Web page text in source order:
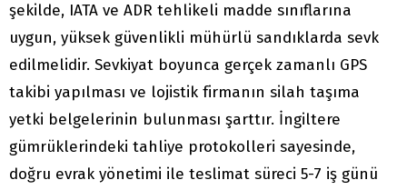
şekilde, IATA ve ADR tehlikeli madde sınıflarına
uygun, yüksek güvenlikli mühürlü sandıklarda sevk
edilmelidir. Sevkiyat boyunca gerçek zamanlı GPS
takibi yapılması ve lojistik firmanın silah taşıma
yetki belgelerinin bulunması şarttır. İngiltere
gümrüklerindeki tahliye protokolleri sayesinde,
doğru evrak yönetimi ile teslimat süreci 5-7 iş günü